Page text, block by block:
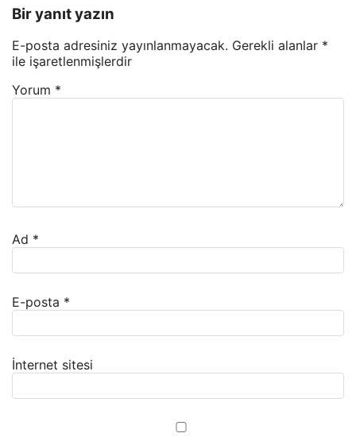
Bir yanıt yazın
E-posta adresiniz yayınlanmayacak. Gerekli alanlar *
ile işaretlenmişlerdir
Yorum *
Ad *
E-posta *
İnternet sitesi